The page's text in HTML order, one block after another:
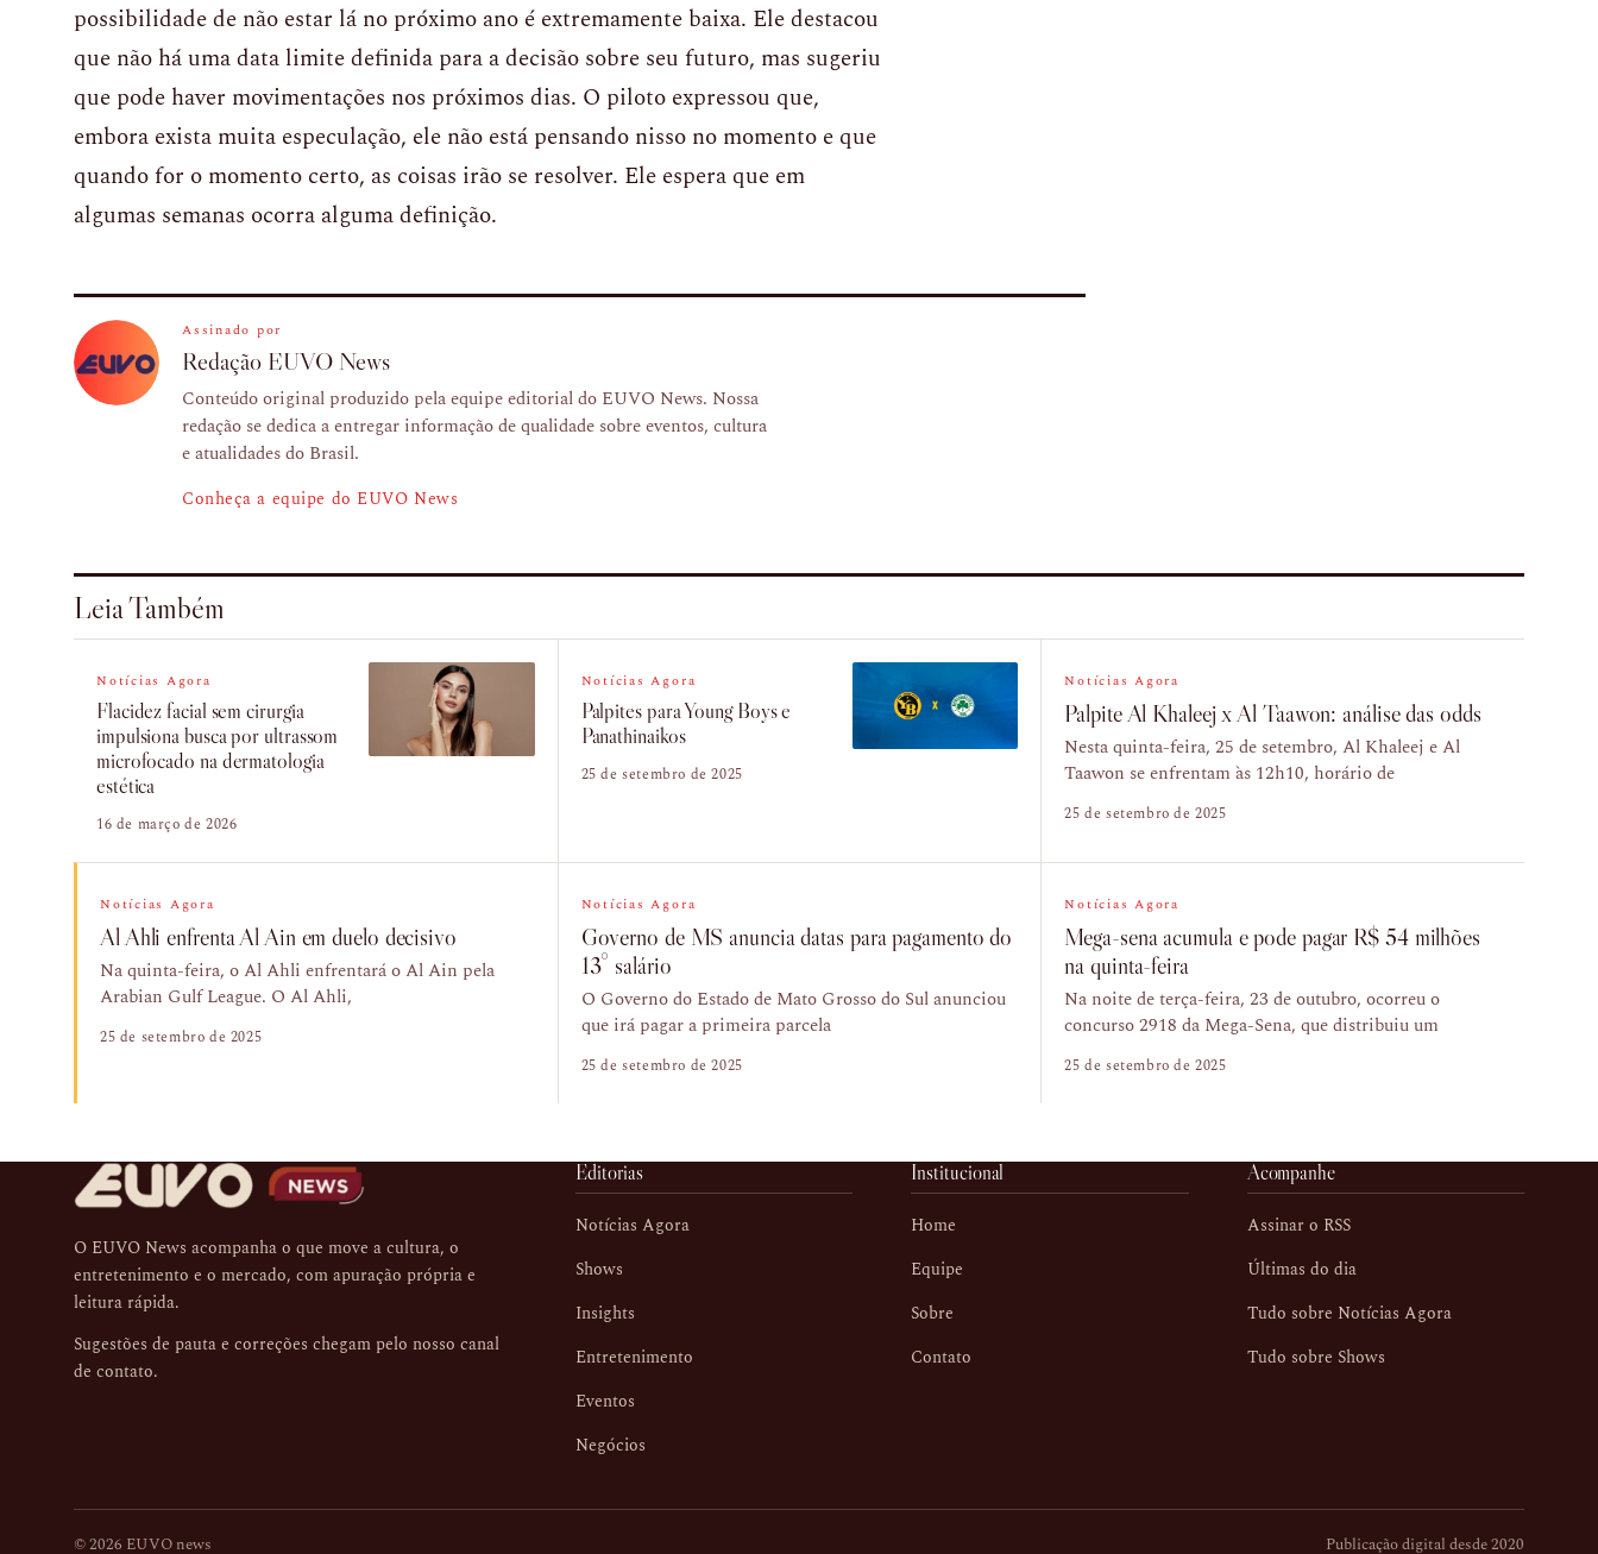
possibilidade de não estar lá no próximo ano é extremamente baixa. Ele destacou
que não há uma data limite definida para a decisão sobre seu futuro, mas sugeriu
que pode haver movimentações nos próximos dias. O piloto expressou que,
embora exista muita especulação, ele não está pensando nisso no momento e que
quando for o momento certo, as coisas irão se resolver. Ele espera que em
algumas semanas ocorra alguma definição.
Assinado por
Redação EUVO News
Conteúdo original produzido pela equipe editorial do EUVO News. Nossa
redação se dedica a entregar informação de qualidade sobre eventos, cultura
e atualidades do Brasil.
Conheça a equipe do EUVO News
Leia Também
Notícias Agora
Flacidez facial sem cirurgia
impulsiona busca por ultrassom
microfocado na dermatologia
estética
16 de março de 2026
Notícias Agora
Palpites para Young Boys e
Panathinaikos
25 de setembro de 2025
Notícias Agora
Palpite Al Khaleej x Al Taawon: análise das odds
Nesta quinta-feira, 25 de setembro, Al Khaleej e Al
Taawon se enfrentam às 12h10, horário de
25 de setembro de 2025
Notícias Agora
Al Ahli enfrenta Al Ain em duelo decisivo
Na quinta-feira, o Al Ahli enfrentará o Al Ain pela
Arabian Gulf League. O Al Ahli,
25 de setembro de 2025
Notícias Agora
Governo de MS anuncia datas para pagamento do
13° salário
O Governo do Estado de Mato Grosso do Sul anunciou
que irá pagar a primeira parcela
25 de setembro de 2025
Notícias Agora
Mega-sena acumula e pode pagar R$ 54 milhões
na quinta-feira
Na noite de terça-feira, 23 de outubro, ocorreu o
concurso 2918 da Mega-Sena, que distribuiu um
25 de setembro de 2025
O EUVO News acompanha o que move a cultura, o
entretenimento e o mercado, com apuração própria e
leitura rápida.
Sugestões de pauta e correções chegam pelo nosso canal
de contato.
Editorias
Notícias Agora
Shows
Insights
Entretenimento
Eventos
Negócios
Institucional
Home
Equipe
Sobre
Contato
Acompanhe
Assinar o RSS
Últimas do dia
Tudo sobre Notícias Agora
Tudo sobre Shows
© 2026 EUVO news Publicação digital desde 2020